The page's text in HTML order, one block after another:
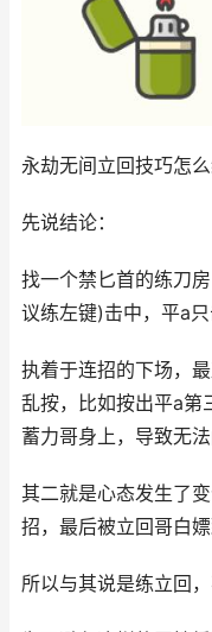
永劫无间立回技巧怎
先说结论：
找一个禁匕首的练刀
议练左键)击中，平a
执着于连招的下场，
乱按，比如按出平a第
蓄力哥身上，导致无法
其二就是心态发生了
招，最后被立回哥白嫖
所以与其说是练立回